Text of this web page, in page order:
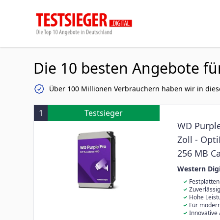
Die 10 besten Angebote
Über 100 Millionen Verbrauchern haben wir in
1 Testsieger
WD
Zoll -
256 MB
Western
Lösungen
TB)
und die
Klasse mit
MTBF von bis zu 2, Millionen Stunden. Sie
Einsatz in
Hohe
Analyse in
Für
Pro bietet
Innovative